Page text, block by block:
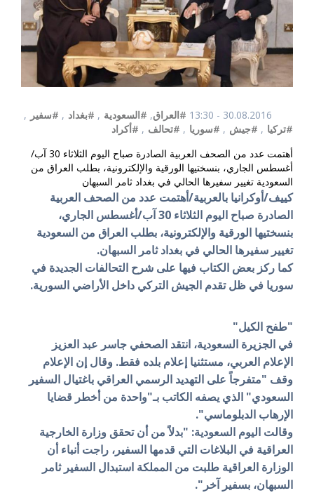
30.08.2016 - 13:30 #العراق, #السعودية , #بغداد , #سفير ,
#تركيا , #جيش , #سوريا , #تحالف , #أكراد
أهتمت عدد من الصحف العربية الصادرة صباح اليوم الثلاثاء 30 آب/
أغسطس الجاري، بنسختيها الورقية والإلكترونية، بطلب العراق من
السعودية تغيير سفيرها الحالي في بغداد ثامر السبهان
كييف/أوكرانيا بالعربية/أهتمت عدد من الصحف العربية
الصادرة صباح اليوم الثلاثاء 30 آب/أغسطس الجاري،
بنسختيها الورقية والإلكترونية، بطلب العراق من السعودية
تغيير سفيرها الحالي في بغداد ثامر السبهان.
كما ركز بعض الكتاب فيها على شرح التحالفات الجديدة في
سوريا في ظل تقدم الجيش التركي داخل الأراضي السورية.
"طفح الكيل"
في الجزيرة السعودية، انتقد الصحفي جاسر عبد العزيز
الإعلام العربي، مستثنيا إعلام بلده فقط. وقال إن الإعلام
وقف "متفرجاً على التهديد الرسمي العراقي باغتيال السفير
السعودي" الذي يصفه الكاتب بـ"واحدة من أخطر قضايا
الإرهاب الدبلوماسي".
وقالت اليوم السعودية: "بدلاً من أن تحقق وزارة الخارجية
العراقية في البلاغات التي قدمها السفير، راجت أنباء أن
الوزارة العراقية طلبت من المملكة استبدال السفير ثامر
السبهان، بسفير آخر".